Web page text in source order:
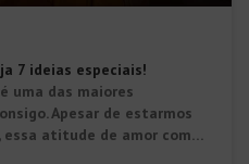
7 ideias especiais!
uma das maiores
Apesar de estarmos
essa atitude de amor com